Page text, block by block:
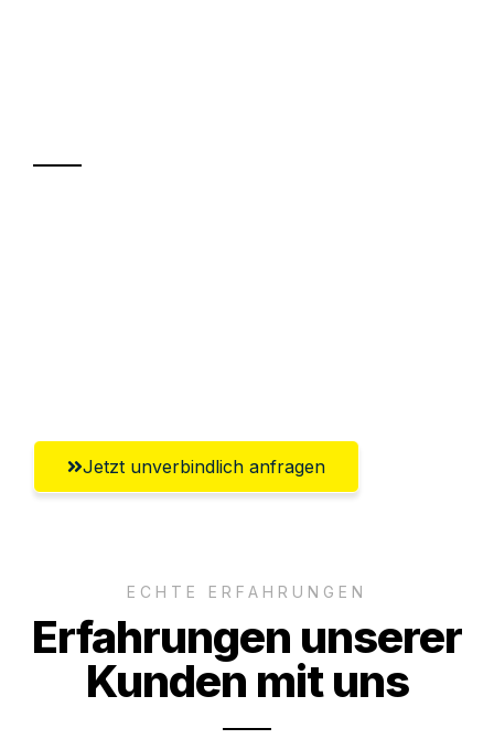
Jetzt unverbindlich anfragen
ECHTE ERFAHRUNGEN
Erfahrungen unserer
Kunden mit uns